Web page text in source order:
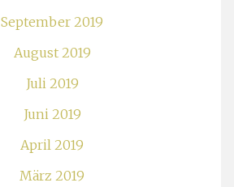
September 2019
August 2019
Juli 2019
Juni 2019
April 2019
März 2019